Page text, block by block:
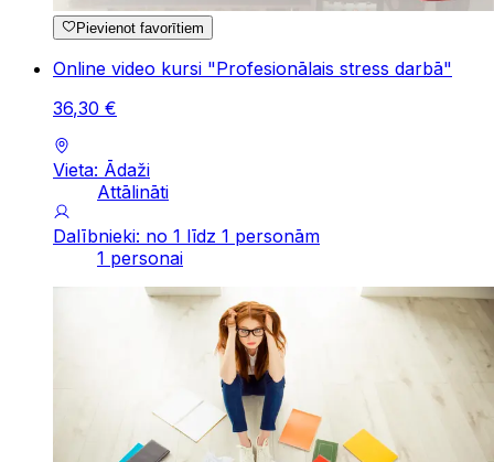
Pievienot favorītiem
Online video kursi "Profesionālais stress darbā"
36,30 €
Vieta: Ādaži
Attālināti
Dalībnieki: no 1 līdz 1 personām
1 personai